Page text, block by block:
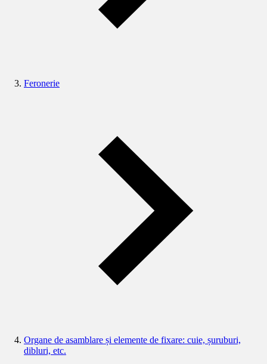
Feronerie
Organe de asamblare și elemente de fixare: cuie, șuruburi,
dibluri, etc.